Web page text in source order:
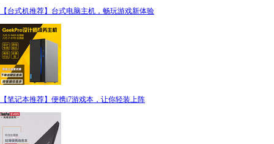
【台式机推荐】台式电脑主机，畅玩游戏新体验
【笔记本推荐】便携i7游戏本，让你轻装上阵